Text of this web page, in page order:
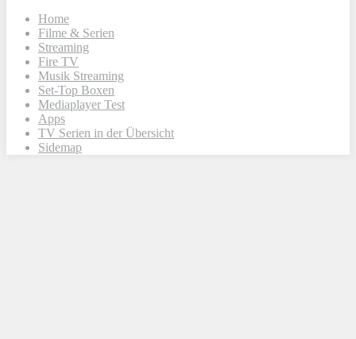
Home
Filme & Serien
Streaming
Fire TV
Musik Streaming
Set-Top Boxen
Mediaplayer Test
Apps
TV Serien in der Übersicht
Sidemap